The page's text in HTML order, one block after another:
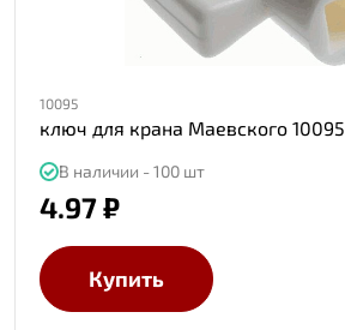
10095
ключ для крана Маевского 10095
В наличии - 100 шт
4.97 ₽
Купить